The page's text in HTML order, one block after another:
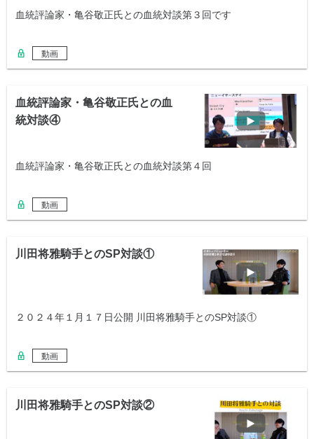
血統評論家・亀谷敬正氏との血統対談第３回です
動画
血統評論家・亀谷敬正氏との血
統対談④
血統評論家・亀谷敬正氏との血統対談第４回
動画
川田将雅騎手とのSP対談①
２０２４年１月１７日公開 川田将雅騎手とのSP対談①
動画
川田将雅騎手とのSP対談②